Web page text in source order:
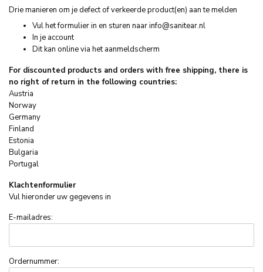
Drie manieren om je defect of verkeerde product(en) aan te melden
Vul het formulier in en sturen naarinfo@sanitear.nl
In je account
Dit kan online via het aanmeldscherm
For discounted products and orders with free shipping, there is
no right of return in the following countries:
Austria
Norway
Germany
Finland
Estonia
Bulgaria
Portugal
Klachtenformulier
Vul hieronder uw gegevens in
E-mailadres:
Ordernummer: